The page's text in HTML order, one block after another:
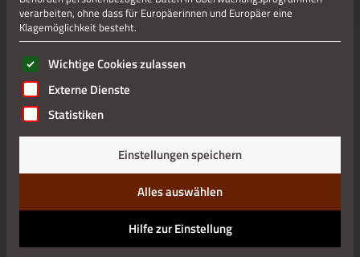
verarbeiten, ohne dass für Europäerinnen und Europäer eine
Klagemöglichkeit besteht.
Es folgt eine Liste der Service-Gruppen, für die eine
Wichtige Cookies zulassen
Externe Dienste
Statistiken
Einstellungen speichern
Alles auswählen
Hilfe zur Einstellung